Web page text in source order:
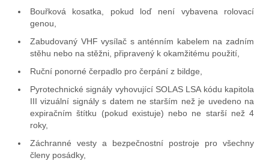
Bouřková kosatka, pokud loď není vybavena rolovací
genou,
Zabudovaný VHF vysílač s anténním kabelem na zadním
stěhu nebo na stěžni, připravený k okamžitému použití,
Ruční ponorné čerpadlo pro čerpání z bildge,
Pyrotechnické signály vyhovující SOLAS LSA kódu kapitola
III vizuální signály s datem ne starším než je uvedeno na
expiračním štítku (pokud existuje) nebo ne starší než 4
roky,
Záchranné vesty a bezpečnostní postroje pro všechny
členy posádky,